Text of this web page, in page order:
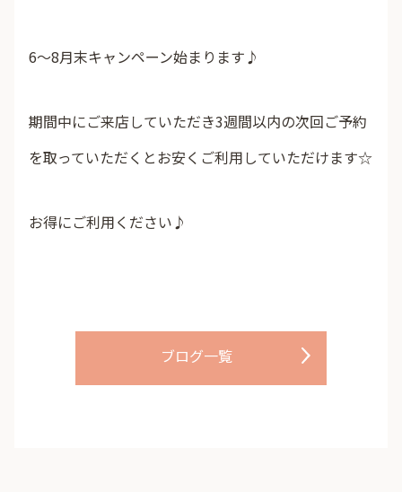
6〜8月末キャンペーン始まります♪
期間中にご来店していただき3週間以内の次回ご予約
を取っていただくとお安くご利用していただけます☆
お得にご利用ください♪
ブログ一覧